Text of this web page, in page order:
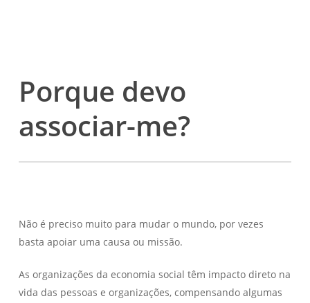
Porque devo
associar-me?
Não é preciso muito para mudar o mundo, por vezes
basta apoiar uma causa ou missão.
As organizações da economia social têm impacto direto na
vida das pessoas e organizações, compensando algumas